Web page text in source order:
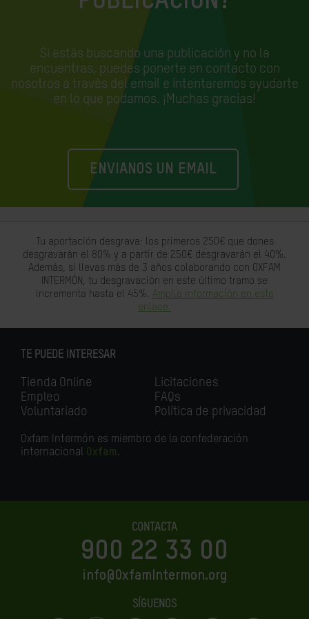
Si estás buscando una publicación y no la
encuentras, puedes ponerte en contacto con
nosotros a través del email e intentaremos ayudarte
en lo que podamos. ¡Muchas gracias!
ENVIANOS UN EMAIL
Tu aportación desgrava: los primeros 250€ que dones
desgravarán el 80% y a partir de 250€ desgravarán el 40%.
Además, si llevas más de 3 años colaborando con OXFAM
INTERMÓN, tu desgravación en este último tramo se
incrementa hasta el 45%. Amplia información en este
enlace.
TE PUEDE INTERESAR
Tienda Online
Empleo
Voluntariado
Licitaciones
FAQs
Política de privacidad
Oxfam Intermón es miembro de la confederación
internacional Oxfam.
CONTACTA
900 22 33 00
info@OxfamIntermon.org
SÍGUENOS